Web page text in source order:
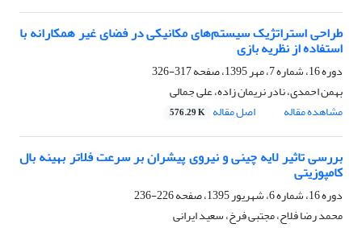
طراحی استراتژیک سیستم‌های مکانیکی در فضای غیر همکارانه با
استفاده از نظریه بازی
دوره 16، شماره 7، مهر 1395، صفحه
317-326
بهمن احمدی، نادر نریمان زاده، علی جمالی
مشاهده مقاله
اصل مقاله 576.29 K
بررسی تاثیر لایه چینی و نیروی پیشران بر سرعت فلاتر بهینه بال
کامپوزیتی
دوره 16، شماره 6، شهریور 1395، صفحه
226-236
محمد رضا فلاح، مجتبی فرخ، سعید ایرانی